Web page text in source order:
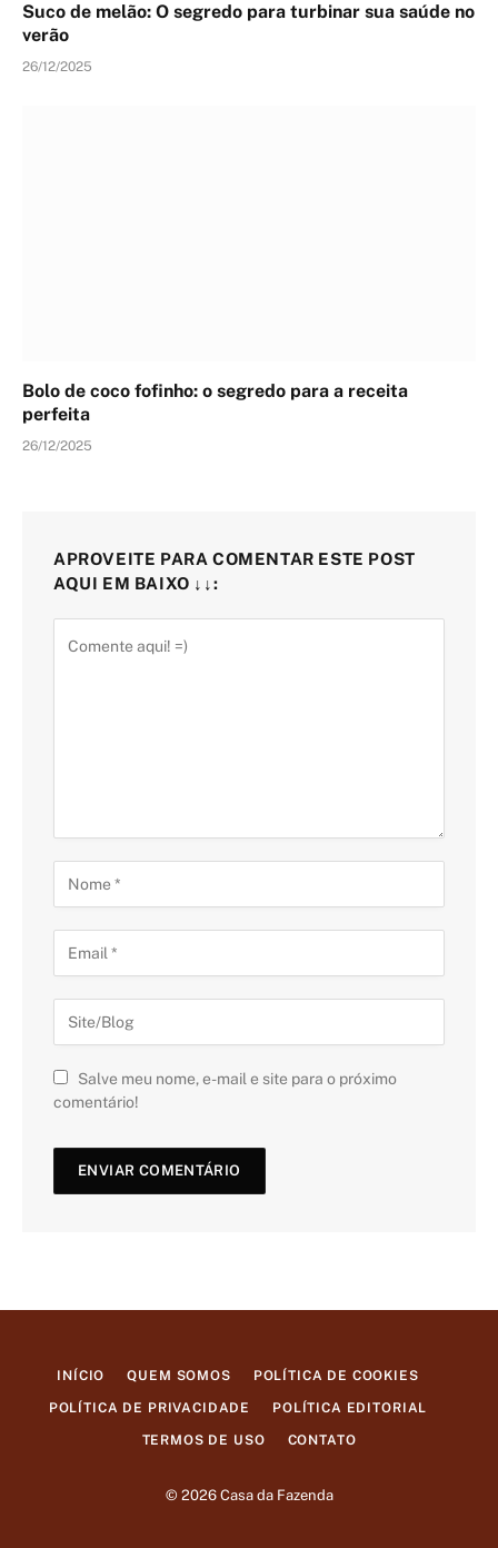
Suco de melão: O segredo para turbinar sua saúde no
verão
26/12/2025
Bolo de coco fofinho: o segredo para a receita
perfeita
26/12/2025
APROVEITE PARA COMENTAR ESTE POST
AQUI EM BAIXO ↓↓:
Salve meu nome, e-mail e site para o próximo
comentário!
INÍCIO QUEM SOMOS POLÍTICA DE COOKIES
POLÍTICA DE PRIVACIDADE POLÍTICA EDITORIAL
TERMOS DE USO CONTATO
© 2026 Casa da Fazenda